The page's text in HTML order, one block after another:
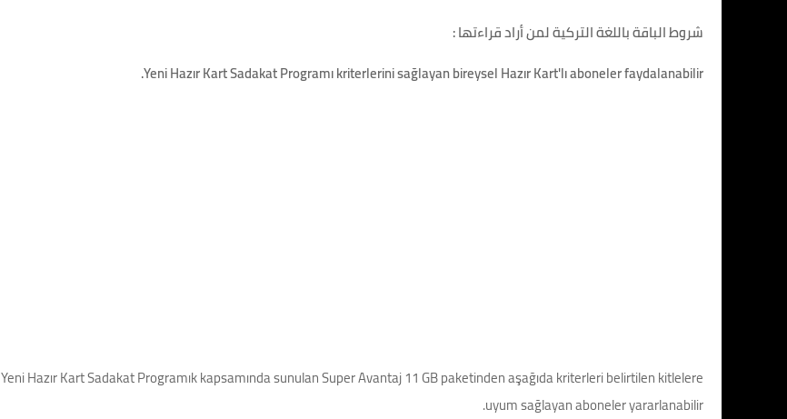
شروط الباقة باللغة التركية لمن أراد قراءتها :
Yeni Hazır Kart Sadakat Programı kriterlerini sağlayan bireysel Hazır Kart'lı aboneler faydalanabilir.
Yeni Hazır Kart Sadakat Programık kapsamında sunulan Super Avantaj 11 GB paketinden aşağıda kriterleri belirtilen kitlelere
uyum sağlayan aboneler yararlanabilir.